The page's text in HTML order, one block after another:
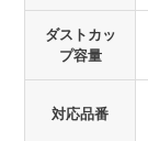
ダストカッ
プ容量
対応品番